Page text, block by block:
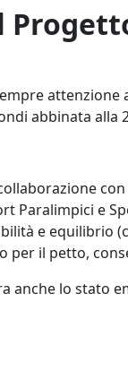
abbinata alla
con
Paralimpici e
e equilibrio
il petto,
anche lo stato